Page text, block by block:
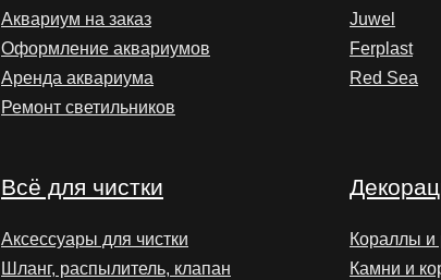
Juwel
Ferplast
Red Sea
Кораллы и
Камни и
Всё для чистки
Аксессуары для чистки
Шланг, распылитель, клапан
Аквариум на заказ
Оформление аквариумов
Аренда аквариума
Ремонт светильников